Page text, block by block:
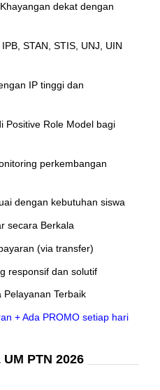
dekat dengan
STAN, STIS, UNJ, UIN
IP tinggi dan
Positive Role Model bagi
perkembangan
dengan kebutuhan siswa
secara Berkala
(via transfer)
responsif dan solutif
Terbaik
+ Ada PROMO setiap hari
PTN 2026